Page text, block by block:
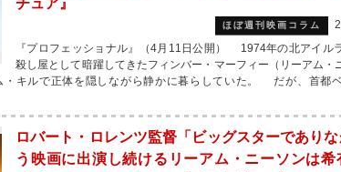
チュア』
ほぼ週刊映画コラム
『プロフェッショナル』（4月11日公開） 1974年の北アイル
殺し屋として暗躍してきたフィンバー・マーフィー（リーアム・
・キルで正体を隠しながら静かに暮らしていた。 だが、首都
ロバート・ロレンツ監督「ビッグスターであり
う映画に出演し続けるリーアム・ニーソンは希